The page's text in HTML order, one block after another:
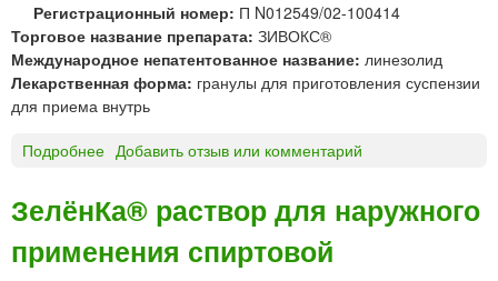
о
р
д
л
я
у
и
Регистрационный номер: П N012549/02-100414
Торговое название препарата: ЗИВОКС®
Международное непатентованное название: линезолид
Лекарственная форма: гранулы для приготовления суспензии
для приема внутрь
Подробнее
И
В
О
К
Добавить отзыв или комментарий
ЗелёнКа® раствор для наружного
применения спиртовой